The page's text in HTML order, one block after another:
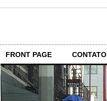
FRONT PAGE CONTATO